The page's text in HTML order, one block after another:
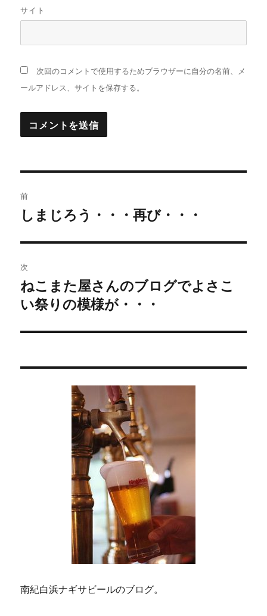
サイト
次回のコメントで使用するためブラウザーに自分の名前、メ
ールアドレス、サイトを保存する。
稿
ビ
ゲ
ー
シ
前
過
の
投
稿:
しまじろう・・・再び・・・
次
次
の
稿:
ねこまた屋さんのブログでよさこ
い祭りの模様が・・・
南紀白浜ナギサビールのブログ。